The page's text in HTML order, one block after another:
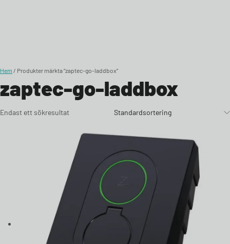
Skip to content
Hem / Produkter märkta ”zaptec-go-laddbox”
zaptec-go-laddbox
Endast ett sökresultat